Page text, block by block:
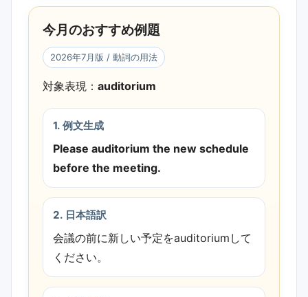
今月のおすすめ例題
2026年7月版 / 動詞の用法
対象表現： auditorium
1. 例文生成
Please auditorium the new schedule
before the meeting.
2. 日本語訳
会議の前に新しい予定をauditoriumして
ください。